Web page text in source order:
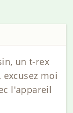
un t-rex
moi
l'appareil